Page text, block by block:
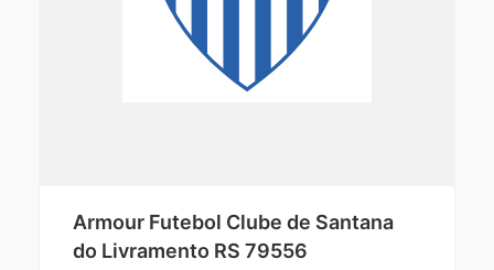
Armour Futebol Clube de Santana
do Livramento RS 79556